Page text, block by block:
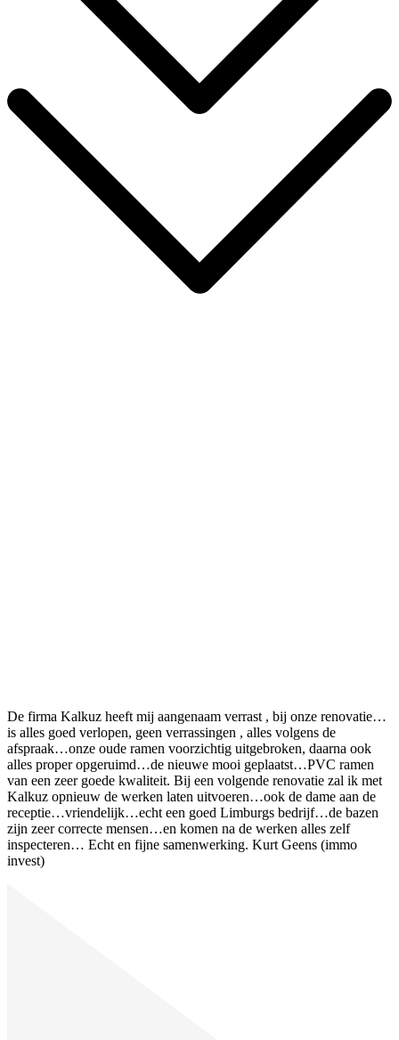
De firma Kalkuz heeft mij aangenaam verrast , bij onze renovatie…
is alles goed verlopen, geen verrassingen , alles volgens de
afspraak…onze oude ramen voorzichtig uitgebroken, daarna ook
alles proper opgeruimd…de nieuwe mooi geplaatst…PVC ramen
van een zeer goede kwaliteit. Bij een volgende renovatie zal ik met
Kalkuz opnieuw de werken laten uitvoeren…ook de dame aan de
receptie…vriendelijk…echt een goed Limburgs bedrijf…de bazen
zijn zeer correcte mensen…en komen na de werken alles zelf
inspecteren… Echt en fijne samenwerking. Kurt Geens (immo
invest)